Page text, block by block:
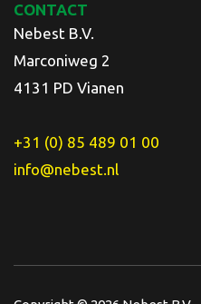
CONTACT
Nebest B.V.
Marconiweg 2
4131 PD Vianen
+31 (0) 85 489 01 00
info@nebest.nl